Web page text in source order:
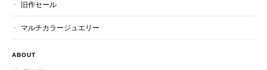
旧作セール
マルチカラージュエリー
ABOUT